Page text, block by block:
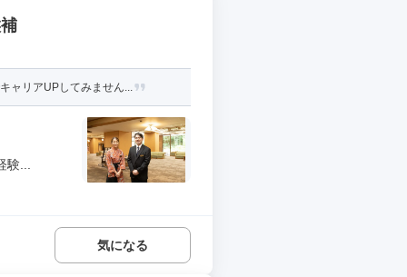
ャリアUPしてみません...
...
気になる